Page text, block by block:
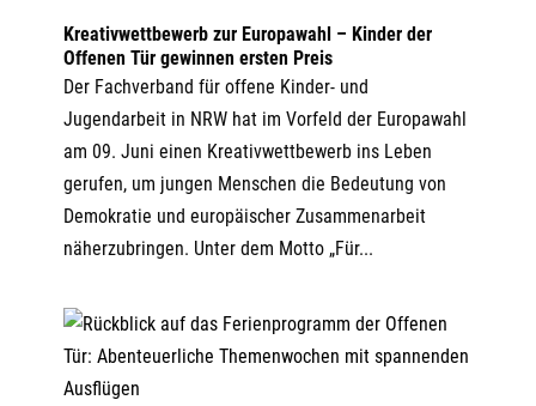
Kreativwettbewerb zur Europawahl – Kinder der
Offenen Tür gewinnen ersten Preis
Der Fachverband für offene Kinder- und
Jugendarbeit in NRW hat im Vorfeld der Europawahl
am 09. Juni einen Kreativwettbewerb ins Leben
gerufen, um jungen Menschen die Bedeutung von
Demokratie und europäischer Zusammenarbeit
näherzubringen. Unter dem Motto „Für...